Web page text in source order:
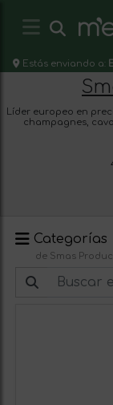
Estás enviando a:
Líder europeo en
champagnes,
Categorías
de Smas